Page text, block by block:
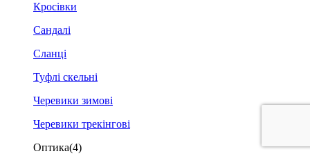
Кросівки
Сандалі
Сланці
Туфлі скельні
Черевики зимові
Черевики трекінгові
Оптика(4)